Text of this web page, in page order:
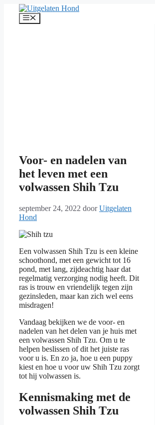
Menu
Voor- en nadelen van
het leven met een
volwassen Shih Tzu
september 24, 2022 doorUitgelaten
Hond
Een volwassen Shih Tzu is een kleine
schoothond, met een gewicht tot 16
pond, met lang, zijdeachtig haar dat
regelmatig verzorging nodig heeft. Dit
ras is trouw en vriendelijk tegen zijn
gezinsleden, maar kan zich wel eens
misdragen!
Vandaag bekijken we de voor- en
nadelen van het delen van je huis met
een volwassen Shih Tzu. Om u te
helpen beslissen of dit het juiste ras
voor u is. En zo ja, hoe u een puppy
kiest en hoe u voor uw Shih Tzu zorgt
tot hij volwassen is.
Kennismaking met de
volwassen Shih Tzu